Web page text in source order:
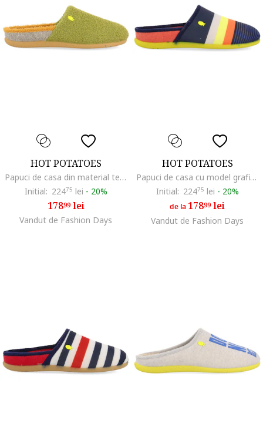
HOT POTATOES
Papuci de casa din material terry, Verde
Initial: 22475 lei - 20%
17899lei
Vandut de Fashion Days
HOT POTATOES
Papuci de casa cu model grafic, Multicolor
Initial: 22475 lei - 20%
de la 17899lei
Vandut de Fashion Days